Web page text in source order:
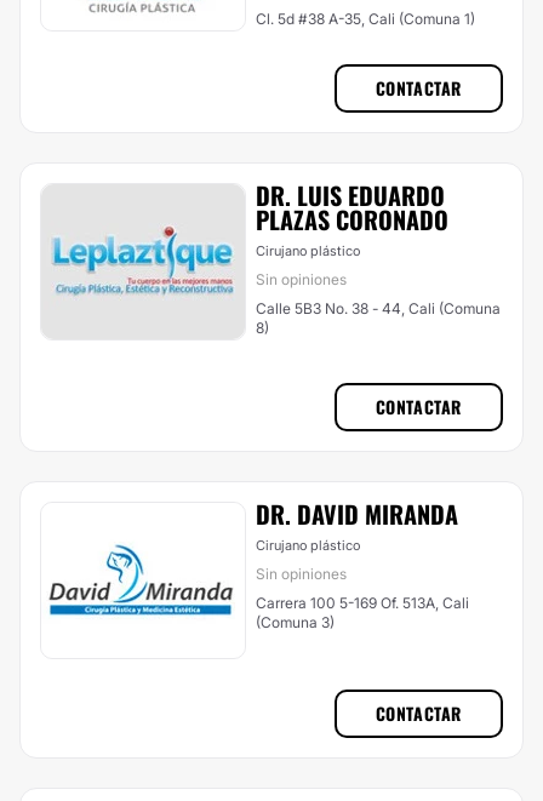
Cl. 5d #38 A-35, Cali (Comuna 1)
CONTACTAR
DR. LUIS EDUARDO
PLAZAS CORONADO
Cirujano plástico
Sin opiniones
Calle 5B3 No. 38 - 44, Cali (Comuna
8)
CONTACTAR
DR. DAVID MIRANDA
Cirujano plástico
Sin opiniones
Carrera 100 5-169 Of. 513A, Cali
(Comuna 3)
CONTACTAR